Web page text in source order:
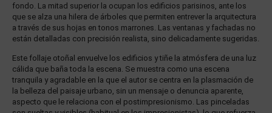
fondo. La mitad superior la ocupan los edificios parisinos, ante los
que se alza una hilera de árboles que permiten entrever la arquitectura
a través de sus hojas en tonos marrones. Las ventanas y fachadas no
están detalladas con precisión realista, sino delicadamente sugeridas.
Este follaje otoñal envuelve los edificios y tiñe la atmósfera de una luz
cálida que baña toda la escena. Se muestra como una escena
tranquila y agradable en la que el autor se centra en la plasmación de
la belleza del paisaje urbano, sin un mensaje o denuncia aparente,
aspecto que le relaciona con el postimpresionismo. Las pinceladas